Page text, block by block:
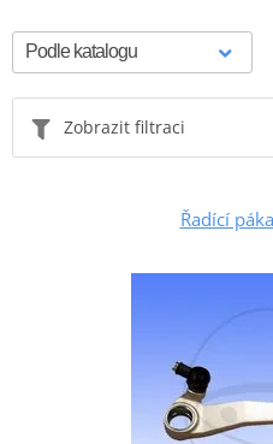
Zobrazit filtraci
Řadící